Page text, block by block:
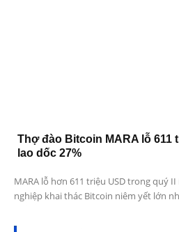
Thợ đào Bitcoin MARA lỗ 611
lao dốc 27%
MARA lỗ hơn 611 triệu USD trong quý
nghiệp khai thác Bitcoin niêm yết lớn